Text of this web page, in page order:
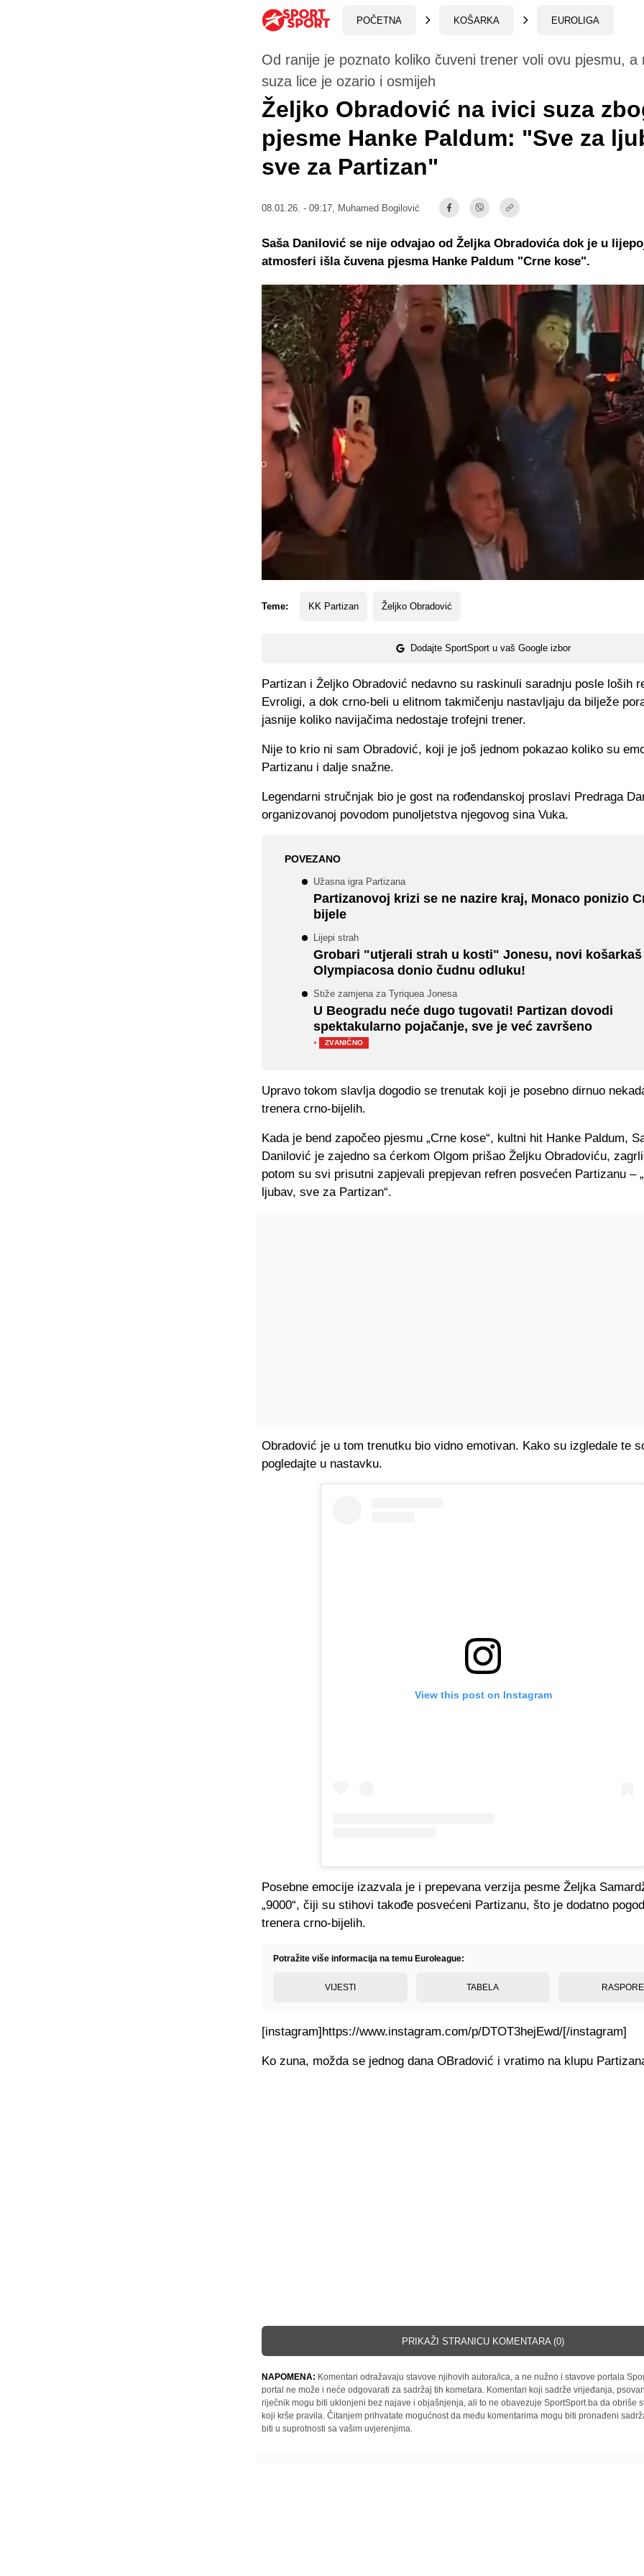
POČETNA KOŠARKA EUROLIGA
Od ranije je poznato koliko čuveni trener voli ovu pjesmu, a
suza lice je ozario i osmijeh
Željko Obradović na ivici suza
pjesme Hanke Paldum: "Sve za
sve za Partizan"
08.01.26. - 09:17, Muhamed Bogilović
Teme: KK Partizan Željko Obradović
Dodajte SportSport u vaš Google izbor
Saša Danilović se nije odvajao od Željka Obradovića dok je u
atmosferi išla čuvena pjesma Hanke Paldum "Crne kose".
Partizan i Željko Obradović nedavno su raskinuli saradnju posle loših
Evroligi, a dok crno-beli u elitnom takmičenju nastavljaju da bilježe
jasnije koliko navijačima nedostaje trofejni trener.
Nije to krio ni sam Obradović, koji je još jednom pokazao koliko su
Partizanu i dalje snažne.
Legendarni stručnjak bio je gost na rođendanskoj proslavi Predraga
organizovanoj povodom punoljetstva njegovog sina Vuka.
POVEZANO
Užasna igra Partizana
Partizanovoj krizi se ne nazire kraj, Monaco ponizio
bijele
Lijepi strah
Grobari "utjerali strah u kosti" Jonesu, novi košarkaš
Olympiacosa donio čudnu odluku!
Stiže zamjena za Tyriquea Jonesa
U Beogradu neće dugo tugovati! Partizan dovodi
spektakularno pojačanje, sve je već završeno
·
ZVANIČNO
Upravo tokom slavlja dogodio se trenutak koji je posebno dirnuo
trenera crno-bijelih.
Kada je bend započeo pjesmu „Crne kose“, kultni hit Hanke Paldum,
Danilović je zajedno sa ćerkom Olgom prišao Željku Obradoviću,
potom su svi prisutni zapjevali prepjevan refren posvećen Partizanu –
ljubav, sve za Partizan“.
Obradović je u tom trenutku bio vidno emotivan. Kako su izgledale te
pogledajte u nastavku.
View this post on Instagram
Posebne emocije izazvala je i prepevana verzija pesme Željka
„9000“, čiji su stihovi takođe posvećeni Partizanu, što je dodatno
trenera crno-bijelih.
Potražite više informacija na temu Euroleague:
VIJESTI TABELA
[instagram]https://www.instagram.com/p/DTOT3hejEwd/[/instagram]
Ko zuna, možda se jednog dana OBradović i vratimo na klupu
PRIKAŽI STRANICU KOMENTARA (0)
NAPOMENA: Komentari odražavaju stavove njihovih autora/ica, a ne nužno i stavove portala
portal ne može i neće odgovarati za sadržaj tih kometara. Komentari koji sadrže vrijeđanja,
riječnik mogu biti uklonjeni bez najave i objašnjenja, ali to ne obavezuje SportSport.ba da obriše
koji krše pravila. Čitanjem prihvatate mogućnost da među komentarima mogu biti pronađeni
biti u suprotnosti sa vašim uvjerenjima.